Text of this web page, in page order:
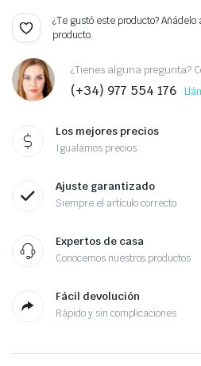
¿Te gustó este producto?
producto.
¿Tienes alguna pregunta?
(+34) 977 554 176
Los mejores precios
Igualamos precios
Ajuste garantizado
Siempre el artículo correcto
Expertos de casa
Conocemos nuestros productos
Fácil devolución
Rápido y sin complicaciones